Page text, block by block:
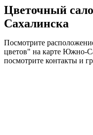
Цветочный
Сахалинска
Посмотрите
цветов" на карте Южно-
посмотрите контакты и